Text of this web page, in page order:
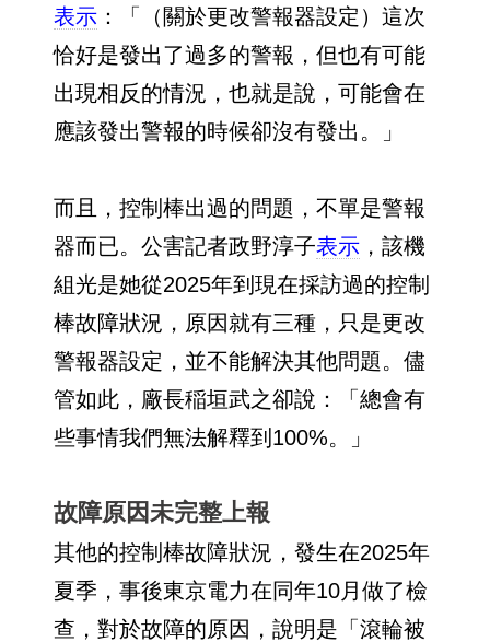
表示：「（關於更改警報器設定）這次
恰好是發出了過多的警報，但也有可能
出現相反的情況，也就是說，可能會在
應該發出警報的時候卻沒有發出。」
而且，控制棒出過的問題，不單是警報
器而已。公害記者政野淳子表示，該機
組光是她從2025年到現在採訪過的控制
棒故障狀況，原因就有三種，只是更改
警報器設定，並不能解決其他問題。儘
管如此，廠長稲垣武之卻說：「總會有
些事情我們無法解釋到100%。」
故障原因未完整上報
其他的控制棒故障狀況，發生在2025年
夏季，事後東京電力在同年10月做了檢
查，對於故障的原因，說明是「滾輪被